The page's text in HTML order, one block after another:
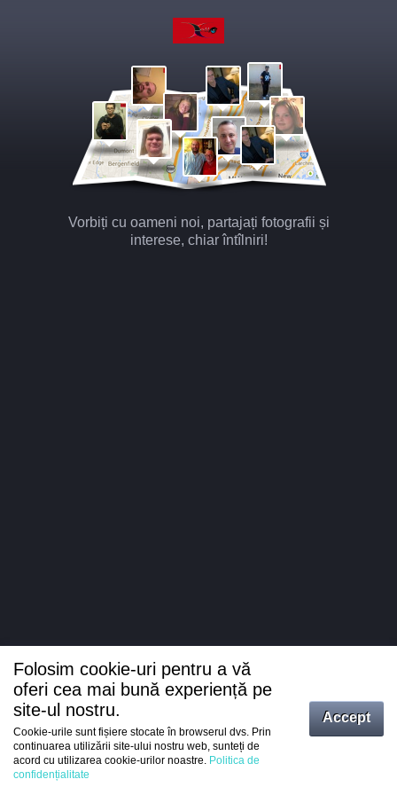
Vorbiți cu oameni noi, partajați fotografii și
interese, chiar întîlniri!
Intrați
Folosim cookie-uri pentru a vă
oferi cea mai bună experiență pe
site-ul nostru.
Cookie-urile sunt fișiere stocate în browserul dvs. Prin
continuarea utilizării site-ului nostru web, sunteți de
acord cu utilizarea cookie-urilor noastre. Politica de
confidențialitate
Accept